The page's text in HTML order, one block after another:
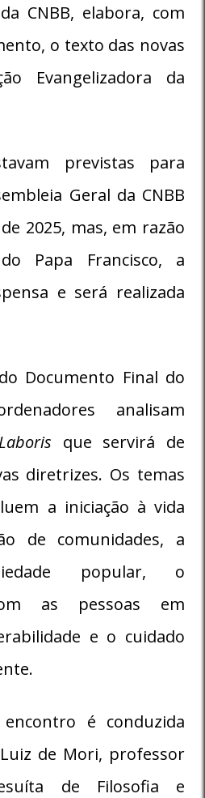
CNBB, elabora, com
o texto das novas
Evangelizadora da
previstas para
Geral da CNBB
2025, mas, em razão
Papa Francisco, a
e será realizada
Documento Final do
analisam
que servirá de
diretrizes. Os temas
a iniciação à vida
de comunidades, a
popular, o
as pessoas em
e o cuidado
é conduzida
de Mori, professor
de Filosofia e